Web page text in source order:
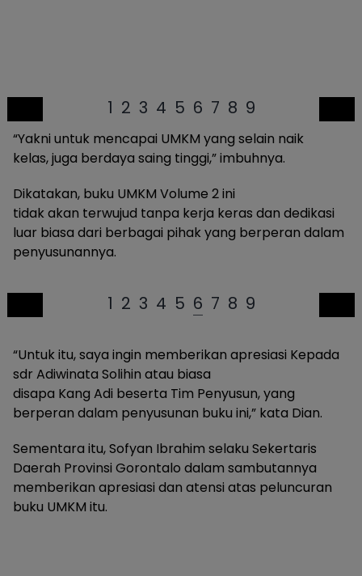
1 2 3 4 5 6 7 8 9
“Yakni untuk mencapai UMKM yang selain naik
kelas, juga berdaya saing tinggi,” imbuhnya.
Dikatakan, buku UMKM Volume 2 ini
tidak akan terwujud tanpa kerja keras dan dedikasi
luar biasa dari berbagai pihak yang berperan dalam
penyusunannya.
1 2 3 4 5 6 7 8 9
“Untuk itu, saya ingin memberikan apresiasi Kepada
sdr Adiwinata Solihin atau biasa
disapa Kang Adi beserta Tim Penyusun, yang
berperan dalam penyusunan buku ini,” kata Dian.
Sementara itu, Sofyan Ibrahim selaku Sekertaris
Daerah Provinsi Gorontalo dalam sambutannya
memberikan apresiasi dan atensi atas peluncuran
buku UMKM itu.